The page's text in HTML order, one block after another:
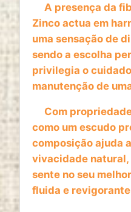
A presença da
Zinco actua em
uma sensação de
sendo a escolha
privilegia o
manutenção de
Com
como um escudo
composição ajuda
vivacidade
sente no seu
fluida e
2 anos